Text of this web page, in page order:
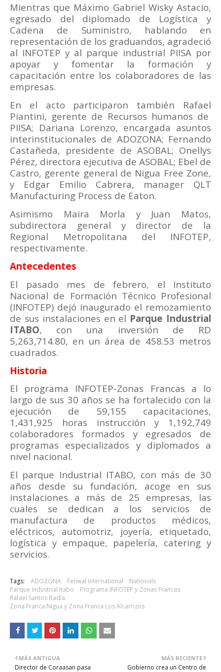
Mientras que Máximo Gabriel Wisky Astacio,
egresado del diplomado de Logística y
Cadena de Suministro, hablando en
representación de los graduandos, agradeció
al INFOTEP y al parque industrial PIISA por
apoyar y fomentar la formación y
capacitación entre los colaboradores de las
empresas.
En el acto participaron también Rafael
Piantini, gerente de Recursos humanos de
PIISA; Dariana Lorenzo, encargada asuntos
interinstitucionales de ADOZONA; Fernando
Castañeda, presidente de ASOBAL; Onellys
Pérez, directora ejecutiva de ASOBAL; Ebel de
Castro, gerente general de Nigua Free Zone,
y Edgar Emilio Cabrera, manager QLT
Manufacturing Process de Eaton.
Asimismo Maira Morla y Juan Matos,
subdirectora general y director de la
Regional Metropolitana del INFOTEP,
respectivamente.
Antecedentes
El pasado mes de febrero, el Instituto
Nacional de Formación Técnico Profesional
(INFOTEP) dejó inaugurado el remozamiento
de sus instalaciones en el Parque Industrial
ITABO, con una inversión de RD
5,263,714.80, en un área de 458.53 metros
cuadrados.
Historia
El programa INFOTEP-Zonas Francas a lo
largo de sus 30 años se ha fortalecido con la
ejecución de 59,155 capacitaciones,
1,431,925 horas instrucción y 1,192,749
colaboradores formados y egresados de
programas especializados y diplomados a
nivel nacional.
El parque Industrial ITABO, con más de 30
años desde su fundación, acoge en sus
instalaciones a más de 25 empresas, las
cuales se dedican a los servicios de
manufactura de productos médicos,
eléctricos, automotriz, joyería, etiquetado,
logística y empaque, papelería, catering y
servicios.
Tags: ADOZONA Fenwal International
Nationals
Parque Industrial Itabo
Programa INFOTEP y Zonas Francas
Rafael Santos Badía
Zona Franca Nigua y Zona Franca Los Alcarrizos
MÁS RECIENTE
Gobierno crea un Centro de
MÁS ANTIGUA
Director de Coraasan pasa